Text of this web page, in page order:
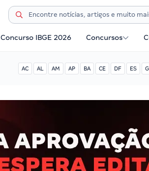
Concurso IBGE 2026 Concursos
AC AL AM AP BA CE DF ES